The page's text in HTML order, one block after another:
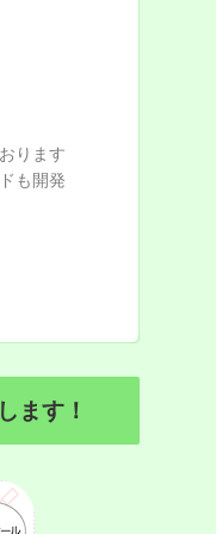
ります
も開発
ます！